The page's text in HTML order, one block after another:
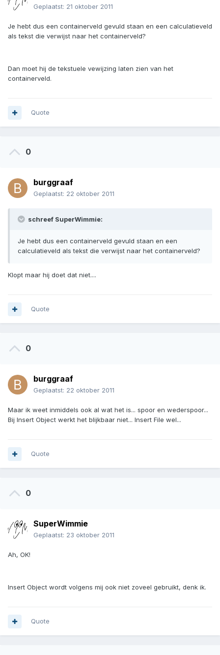
Geplaatst: 21 oktober 2011
Je hebt dus een containerveld gevuld staan en een calculatieveld
als tekst die verwijst naar het containerveld?
Dan moet hij de tekstuele vewijzing laten zien van het
containerveld.
Quote
0
burggraaf
Geplaatst: 22 oktober 2011
schreef SuperWimmie:
Je hebt dus een containerveld gevuld staan en een
calculatieveld als tekst die verwijst naar het containerveld?
Klopt maar hij doet dat niet....
Quote
0
burggraaf
Geplaatst: 22 oktober 2011
Maar ik weet inmiddels ook al wat het is... spoor en wederspoor...
Bij Insert Object werkt het blijkbaar niet... Insert File wel...
Quote
0
SuperWimmie
Geplaatst: 23 oktober 2011
Ah, OK!
Insert Object wordt volgens mij ook niet zoveel gebruikt, denk ik.
Quote